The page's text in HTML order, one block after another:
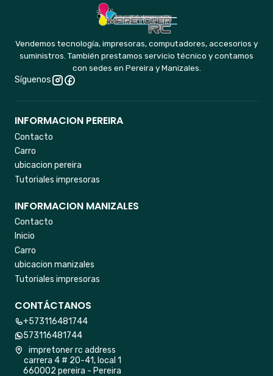
Vendemos tecnología, impresoras, computadores, accesorios y
suministros. También prestamos servicio técnico y contamos
con sedes en Pereira y Manizales.
Síguenos
INFORMACION PEREIRA
Contacto
Carro
ubicacion pereira
Tutoriales impresoras
INFORMACION MANIZALES
Contacto
Inicio
Carro
ubicacion manizales
Tutoriales impresoras
CONTÁCTANOS
+573116481744
573116481744
impretoner rc address
carrera 4 # 20-41, local 1
660002 pereira - Pereira